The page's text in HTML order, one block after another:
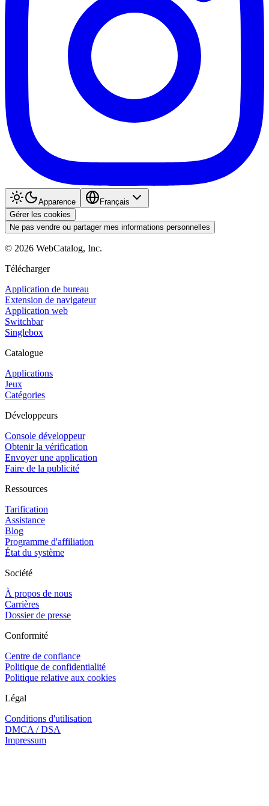
Apparence
Français
Gérer les cookies
Ne pas vendre ou partager mes informations personnelles
© 2026 WebCatalog, Inc.
Télécharger
Application de bureau
Extension de navigateur
Application web
Switchbar
Singlebox
Catalogue
Applications
Jeux
Catégories
Développeurs
Console développeur
Obtenir la vérification
Envoyer une application
Faire de la publicité
Ressources
Tarification
Assistance
Blog
Programme d'affiliation
État du système
Société
À propos de nous
Carrières
Dossier de presse
Conformité
Centre de confiance
Politique de confidentialité
Politique relative aux cookies
Légal
Conditions d'utilisation
DMCA / DSA
Impressum